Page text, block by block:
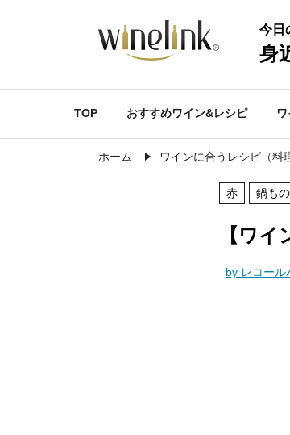
今日
身
TOP おすすめワイン&レシピ
ホーム ワインに合うレシピ（料
赤 鍋もの
【ワ
by レコール